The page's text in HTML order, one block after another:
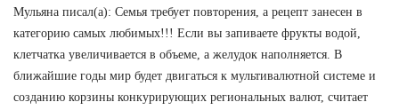
Мульяна писал(а): Семья требует повторения, а рецепт занесен в
категорию самых любимых!!! Если вы запиваете фрукты водой,
клетчатка увеличивается в объеме, а желудок наполняется. В
ближайшие годы мир будет двигаться к мультивалютной системе и
созданию корзины конкурирующих региональных валют, считает